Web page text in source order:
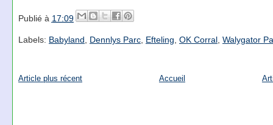
Publié à 17:09
Labels: Babyland Dennlys Parc, Efteling OK Corral, Walygator
Article plus récent Accueil